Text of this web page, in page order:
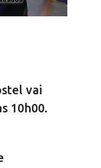
vai
10h00.